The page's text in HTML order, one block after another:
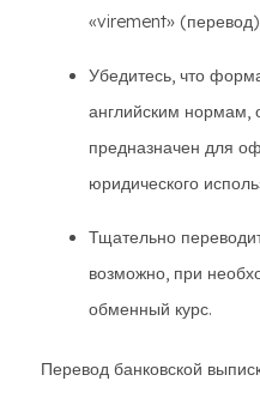
«virement» (перевод).
Убедитесь, что
английским нормам,
предназначен для
юридического
Тщательно
возможно, при
обменный курс.
Перевод банковской